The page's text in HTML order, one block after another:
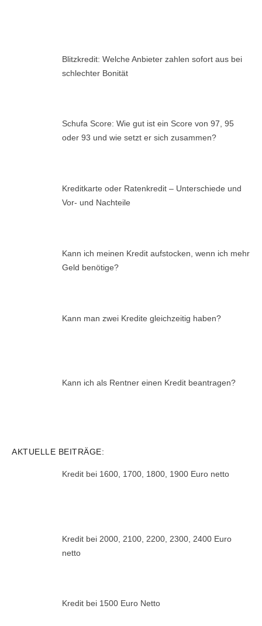
Blitzkredit: Welche Anbieter zahlen sofort aus bei
schlechter Bonität
Schufa Score: Wie gut ist ein Score von 97, 95
oder 93 und wie setzt er sich zusammen?
Kreditkarte oder Ratenkredit – Unterschiede und
Vor- und Nachteile
Kann ich meinen Kredit aufstocken, wenn ich mehr
Geld benötige?
Kann man zwei Kredite gleichzeitig haben?
Kann ich als Rentner einen Kredit beantragen?
AKTUELLE BEITRÄGE:
Kredit bei 1600, 1700, 1800, 1900 Euro netto
Kredit bei 2000, 2100, 2200, 2300, 2400 Euro
netto
Kredit bei 1500 Euro Netto